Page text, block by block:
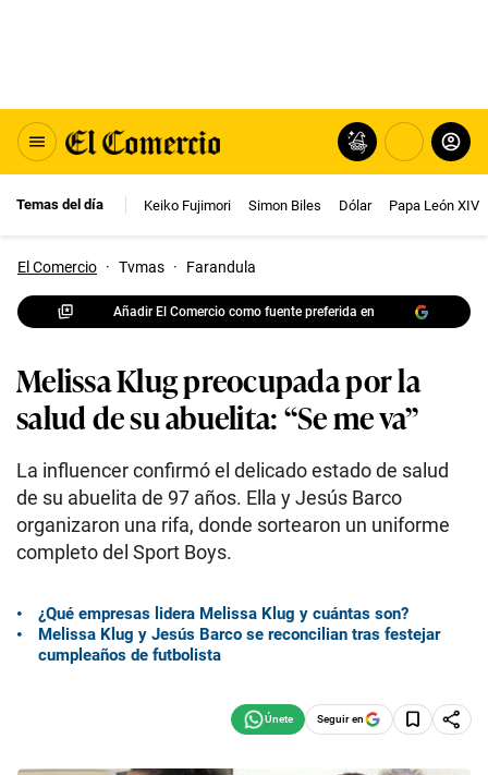
Temas del día Keiko Fujimori Simon Biles Dólar Papa León XIV
El Comercio · Tvmas · Farandula
Añadir El Comercio como fuente preferida en
Melissa Klug preocupada por la
salud de su abuelita: “Se me va”
La influencer confirmó el delicado estado de salud
de su abuelita de 97 años. Ella y Jesús Barco
organizaron una rifa, donde sortearon un uniforme
completo del Sport Boys.
¿Qué empresas lidera Melissa Klug y cuántas son?
Melissa Klug y Jesús Barco se reconcilian tras festejar
cumpleaños de futbolista
Seguir en